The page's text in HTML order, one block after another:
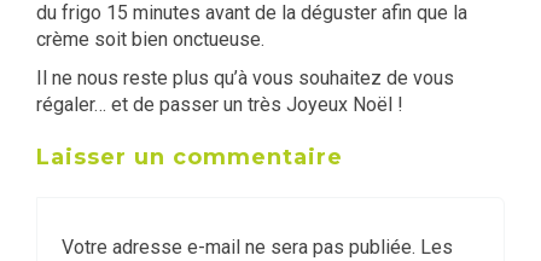
du frigo 15 minutes avant de la déguster afin que la
crème soit bien onctueuse.
Il ne nous reste plus qu’à vous souhaitez de vous
régaler… et de passer un très Joyeux Noël !
Laisser un commentaire
Votre adresse e-mail ne sera pas publiée. Les